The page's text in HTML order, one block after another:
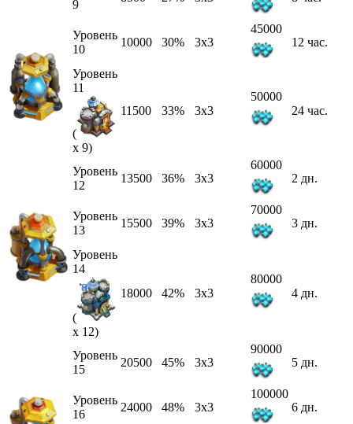
9
Уровень
10
10000 30% 3x3
45000
12 час.
Уровень
11
(
x 9)
11500 33% 3x3
50000
24 час.
Уровень
12
13500 36% 3x3
60000
2 дн.
Уровень
13
15500 39% 3x3
70000
3 дн.
Уровень
14
(
x 12)
18000 42% 3x3
80000
4 дн.
Уровень
15
20500 45% 3x3
90000
5 дн.
Уровень
16
24000 48% 3x3
100000
6 дн.